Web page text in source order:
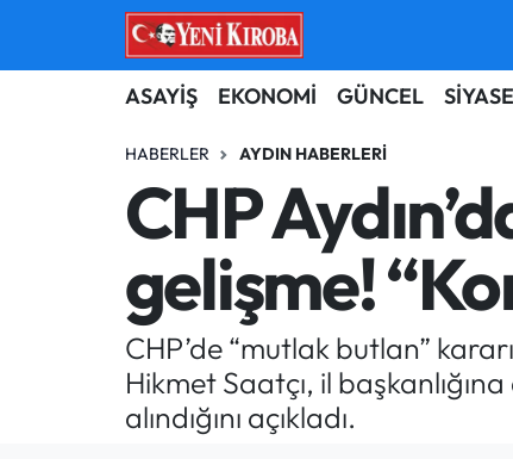
ASAYİŞ EKONOMİ GÜNCEL
HABERLER AYDIN HABERLERI
CHP
gelişme!
CHP’de “mutlak butlan”
Hikmet Saatçı, il
alındığını açıkladı.
ASAYİŞ
BİLİM-TEKNOLOJİ
ÇEVRE
DÜNYA
EĞİTİM
EKONOMİ
Aydın Nöbetçi Eczaneler
Aydın Hava Durumu
Aydin Namaz Vakitleri
Aydın Trafik Yoğunluk Haritası
Süper Lig Puan Durumu ve Fikstür
Tüm Manşetler